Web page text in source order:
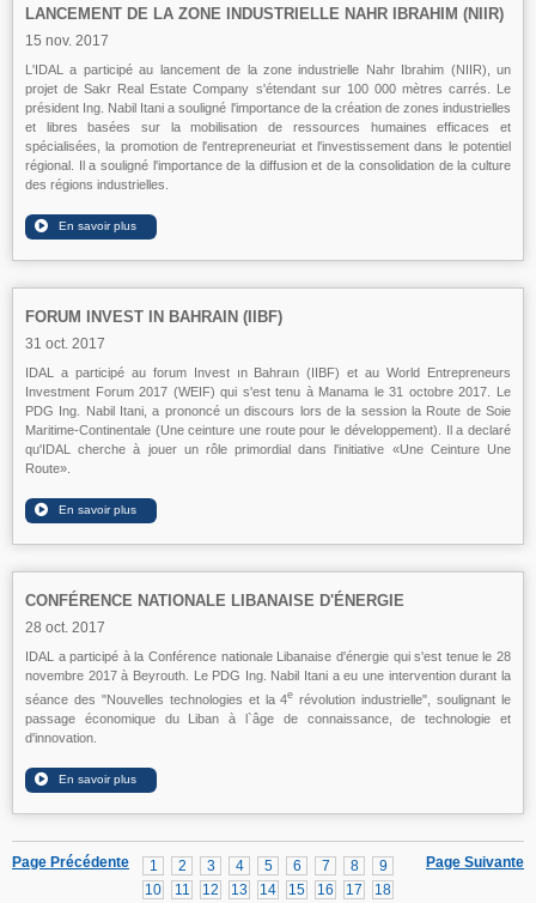
LANCEMENT DE LA ZONE INDUSTRIELLE NAHR IBRAHIM (NIIR)
15 nov. 2017
L'IDAL a participé au lancement de la zone industrielle Nahr Ibrahim (NIIR), un
projet de Sakr Real Estate Company s'étendant sur 100 000 mètres carrés. Le
président Ing. Nabil Itani a souligné l'importance de la création de zones industrielles
et libres basées sur la mobilisation de ressources humaines efficaces et
spécialisées, la promotion de l'entrepreneuriat et l'investissement dans le potentiel
régional. Il a souligné l'importance de la diffusion et de la consolidation de la culture
des régions industrielles.
FORUM INVEST IN BAHRAIN (IIBF)
31 oct. 2017
IDAL a participé au forum Invest ın Bahraın (IIBF) et au World Entrepreneurs
Investment Forum 2017 (WEIF) qui s'est tenu à Manama le 31 octobre 2017. Le
PDG Ing. Nabil Itani, a prononcé un discours lors de la session la Route de Soie
Maritime-Continentale (Une ceinture une route pour le développement). Il a declaré
qu'IDAL cherche à jouer un rôle primordial dans l'initiative «Une Ceinture Une
Route».
CONFÉRENCE NATIONALE LIBANAISE D'ÉNERGIE
28 oct. 2017
IDAL a participé à la Conférence nationale Libanaise d'énergie qui s'est tenue le 28
novembre 2017 à Beyrouth. Le PDG Ing. Nabil Itani a eu une intervention durant la
séance des "Nouvelles technologies et la 4e révolution industrielle", soulignant le
passage économique du Liban à l`âge de connaissance, de technologie et
d'innovation.
Page Suivante
1 2 3 4 5 6 7 8
9
10
11 12 13 14 15 16 17
18
Page Précédente